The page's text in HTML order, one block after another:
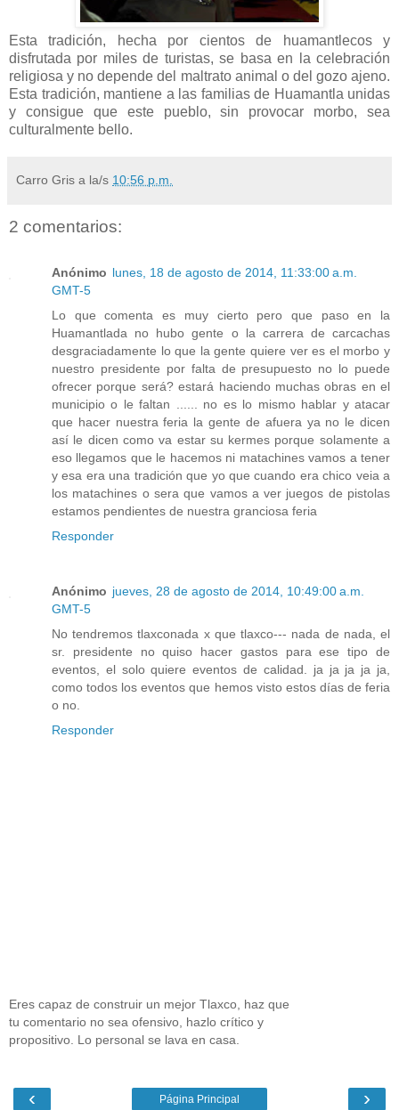
Esta tradición, hecha por cientos de huamantlecos y
disfrutada por miles de turistas, se basa en la celebración
religiosa y no depende del maltrato animal o del gozo ajeno.
Esta tradición, mantiene a las familias de Huamantla unidas
y consigue que este pueblo, sin provocar morbo, sea
culturalmente bello.
Carro Gris a la/s 10:56 p.m.
2 comentarios:
Anónimo lunes, 18 de agosto de 2014, 11:33:00 a.m.
GMT-5
Lo que comenta es muy cierto pero que paso en la
Huamantlada no hubo gente o la carrera de carcachas
desgraciadamente lo que la gente quiere ver es el morbo y
nuestro presidente por falta de presupuesto no lo puede
ofrecer porque será? estará haciendo muchas obras en el
municipio o le faltan ...... no es lo mismo hablar y atacar
que hacer nuestra feria la gente de afuera ya no le dicen
así le dicen como va estar su kermes porque solamente a
eso llegamos que le hacemos ni matachines vamos a tener
y esa era una tradición que yo que cuando era chico veia a
los matachines o sera que vamos a ver juegos de pistolas
estamos pendientes de nuestra granciosa feria
Responder
Anónimo jueves, 28 de agosto de 2014, 10:49:00 a.m.
GMT-5
No tendremos tlaxconada x que tlaxco--- nada de nada, el
sr. presidente no quiso hacer gastos para ese tipo de
eventos, el solo quiere eventos de calidad. ja ja ja ja ja,
como todos los eventos que hemos visto estos días de feria
o no.
Responder
Eres capaz de construir un mejor Tlaxco, haz que
tu comentario no sea ofensivo, hazlo crítico y
propositivo. Lo personal se lava en casa.
‹ ›
Página Principal